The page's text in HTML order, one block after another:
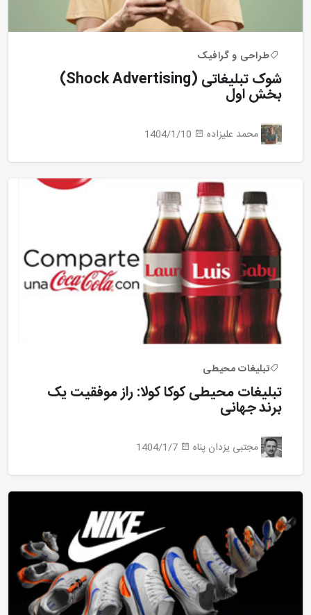
طراحی و گرافیک
شوک تبلیغاتی (Shock Advertising)
بخش اول
محمد علیزاده 1404/1/10
تبلیغات محیطی
تبلیغات محیطی کوکا کولا: راز موفقیت یک
برند جهانی
مجتبی یزدان پناه 1404/1/7